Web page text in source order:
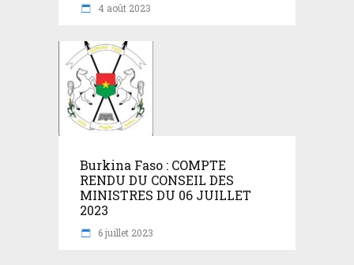
4 août 2023
Burkina Faso : COMPTE
RENDU DU CONSEIL DES
MINISTRES DU 06 JUILLET
2023
6 juillet 2023